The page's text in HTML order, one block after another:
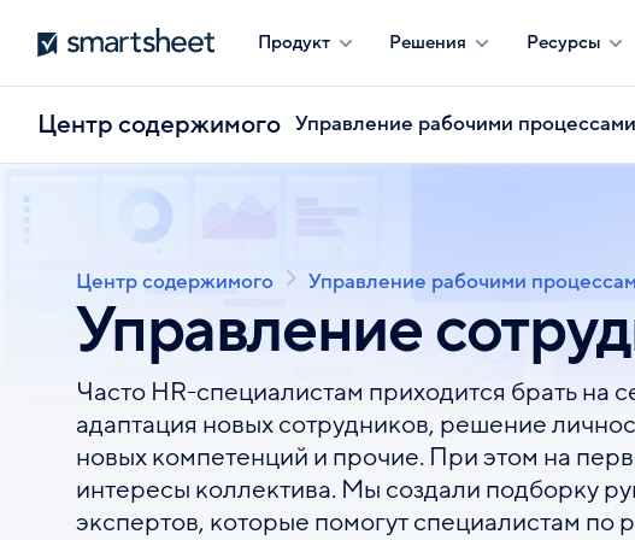
Перейти
основному
содержанию
Smartsheet
Продукт Решения Ресурсы
Центр содержимого Управление рабочими процессами
Строка
навигации
Центр содержимого Управление рабочими
Управление
Часто HR-специалистам приходится брать на
адаптация новых сотрудников, решение
новых компетенций и прочие. При этом на
интересы коллектива. Мы создали подборку
экспертов, которые помогут специалистам по